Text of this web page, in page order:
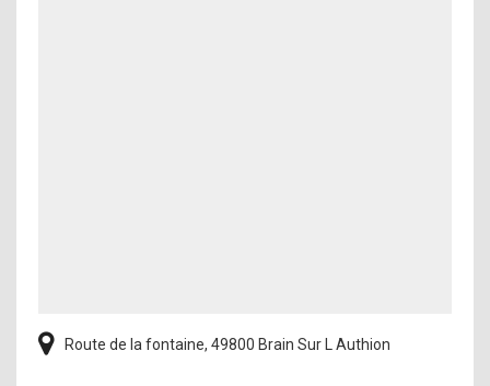
Route de la fontaine, 49800 Brain Sur L Authion